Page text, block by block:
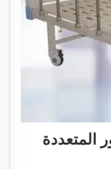
المتعددة